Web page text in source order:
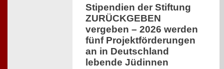
Stipendien der Stiftung
ZURÜCKGEBEN
vergeben – 2026 werden
fünf Projektförderungen
an in Deutschland
lebende Jüdinnen